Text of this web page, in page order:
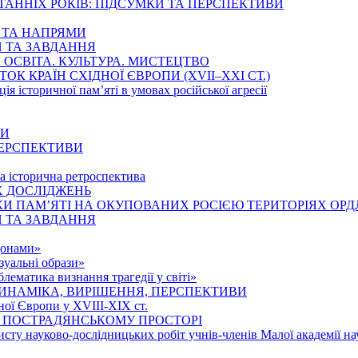
РОКІВ: ПІДСУМКИ ТА ПЕРСПЕКТИВИ
ТА НАПРЯМИ
ТА ЗАВДАННЯ
КУЛЬТУРА. МИСТЕЦТВО
КРАЇН СХІДНОЇ ЄВРОПИ (ХVІІ–ХХІ СТ.)
історичної пам’яті в умовах російської агресії
історична ретроспектива
ДОСЛІДЖЕНЬ
ПАМ’ЯТІ НА ОКУПОВАНИХ РОСІЄЮ ТЕРИТОРІЯХ
ТА ЗАВДАННЯ
образи»
визнання трагедії у світі»
ВИРІШЕННЯ, ПЕРСПЕКТИВИ
Європи у ХVІІІ-ХІХ ст.
ПРОСТОРІ
науково-дослідницьких робіт учнів-членів Малої академії